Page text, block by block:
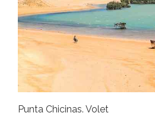
Punta Chicinas. Volet